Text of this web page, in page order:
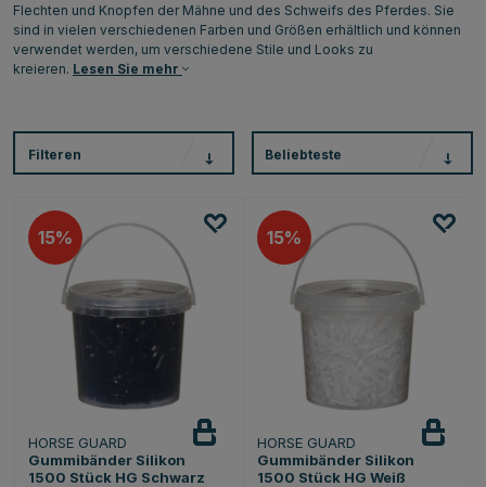
Flechten und Knopfen der Mähne und des Schweifs des Pferdes. Sie
sind in vielen verschiedenen Farben und Größen erhältlich und können
verwendet werden, um verschiedene Stile und Looks zu
kreieren. Lesen Sie mehr
Filteren Beliebteste
15
HORSE GUARD
Gummibänder Silikon
1500 Stück HG Schwarz
15
HORSE GUARD
Gummibänder Silikon
1500 Stück HG Weiß